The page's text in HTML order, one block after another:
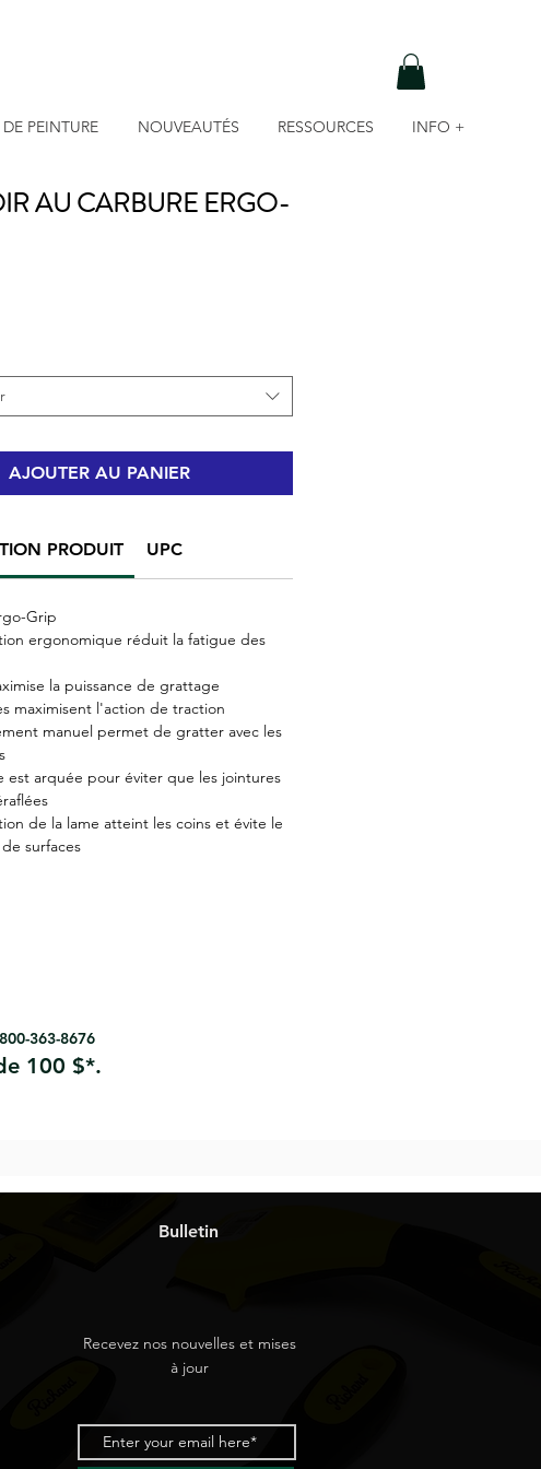
PEINTURE NOUVEAUTÉS RESSOURCES INFO +
AU CARBURE ERGO-
AJOUTER AU PANIER
PRODUIT UPC
Grip
ergonomique réduit la fatigue des
la puissance de grattage
maximisent l'action de traction
manuel permet de gratter avec les
est arquée pour éviter que les jointures
de la lame atteint les coins et évite le
surfaces
363-8676
100 $*.
Bulletin
Recevez nos nouvelles et mises
à jour